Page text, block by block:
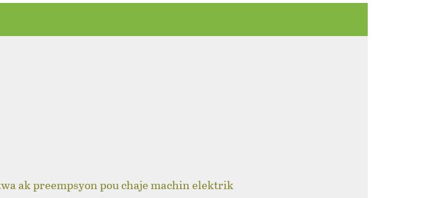
ak preempsyon pou chaje machin elektrik